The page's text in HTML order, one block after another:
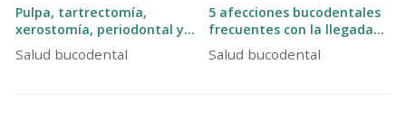
Pulpa, tartrectomía,
xerostomía, periodontal y
ortopantomografía: 5
conceptos odontológicos
Salud bucodental
5 afecciones bucodentales
frecuentes con la llegada
del buen tiempo
Salud bucodental